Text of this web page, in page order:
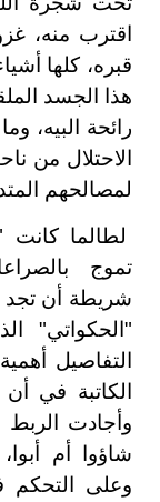
اقترب منه،
قبره، كلها
هذا الجسد
رائحة البيه،
الاحتلال من
لمصالحهم
لطالما كانت
تموج
شريطة أن تجد
"الحكواتي"
التفاصيل
الكاتبة في
وأجادت
شاؤوا أم
وعلى التحكم